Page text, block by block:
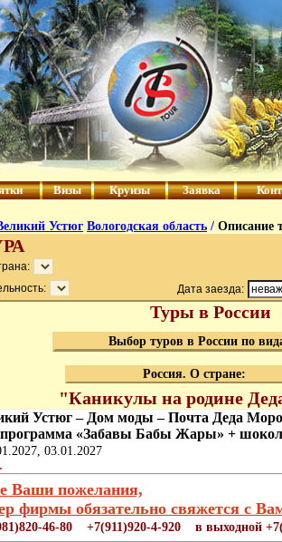
Визы Круизы Заявка
Устюг Вологодская область / Описание
Дата заезда:
Туры в России
Выбор туров в России по
Россия. О стране:
"Каникулы на родине
Устюг – Дом моды – Почта Деда
программа «Забавы Бабы Жары» +
03.01.2027
Ваши пожелания,
фирмы обязательно свяжется с
46-80 +7(911)920-4-920 в выходной